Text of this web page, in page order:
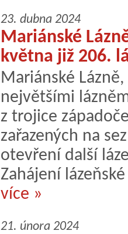
23. dubna 2024
Mariánské
května již 206.
Mariánské
největšími
z trojice
zařazených na
otevření další
Zahájení
více »
21. února 2024